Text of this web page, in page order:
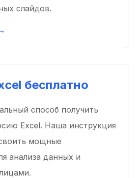
слайдов.
бесплатно
способ получить
Excel. Наша инструкция
мощные
анализа данных и